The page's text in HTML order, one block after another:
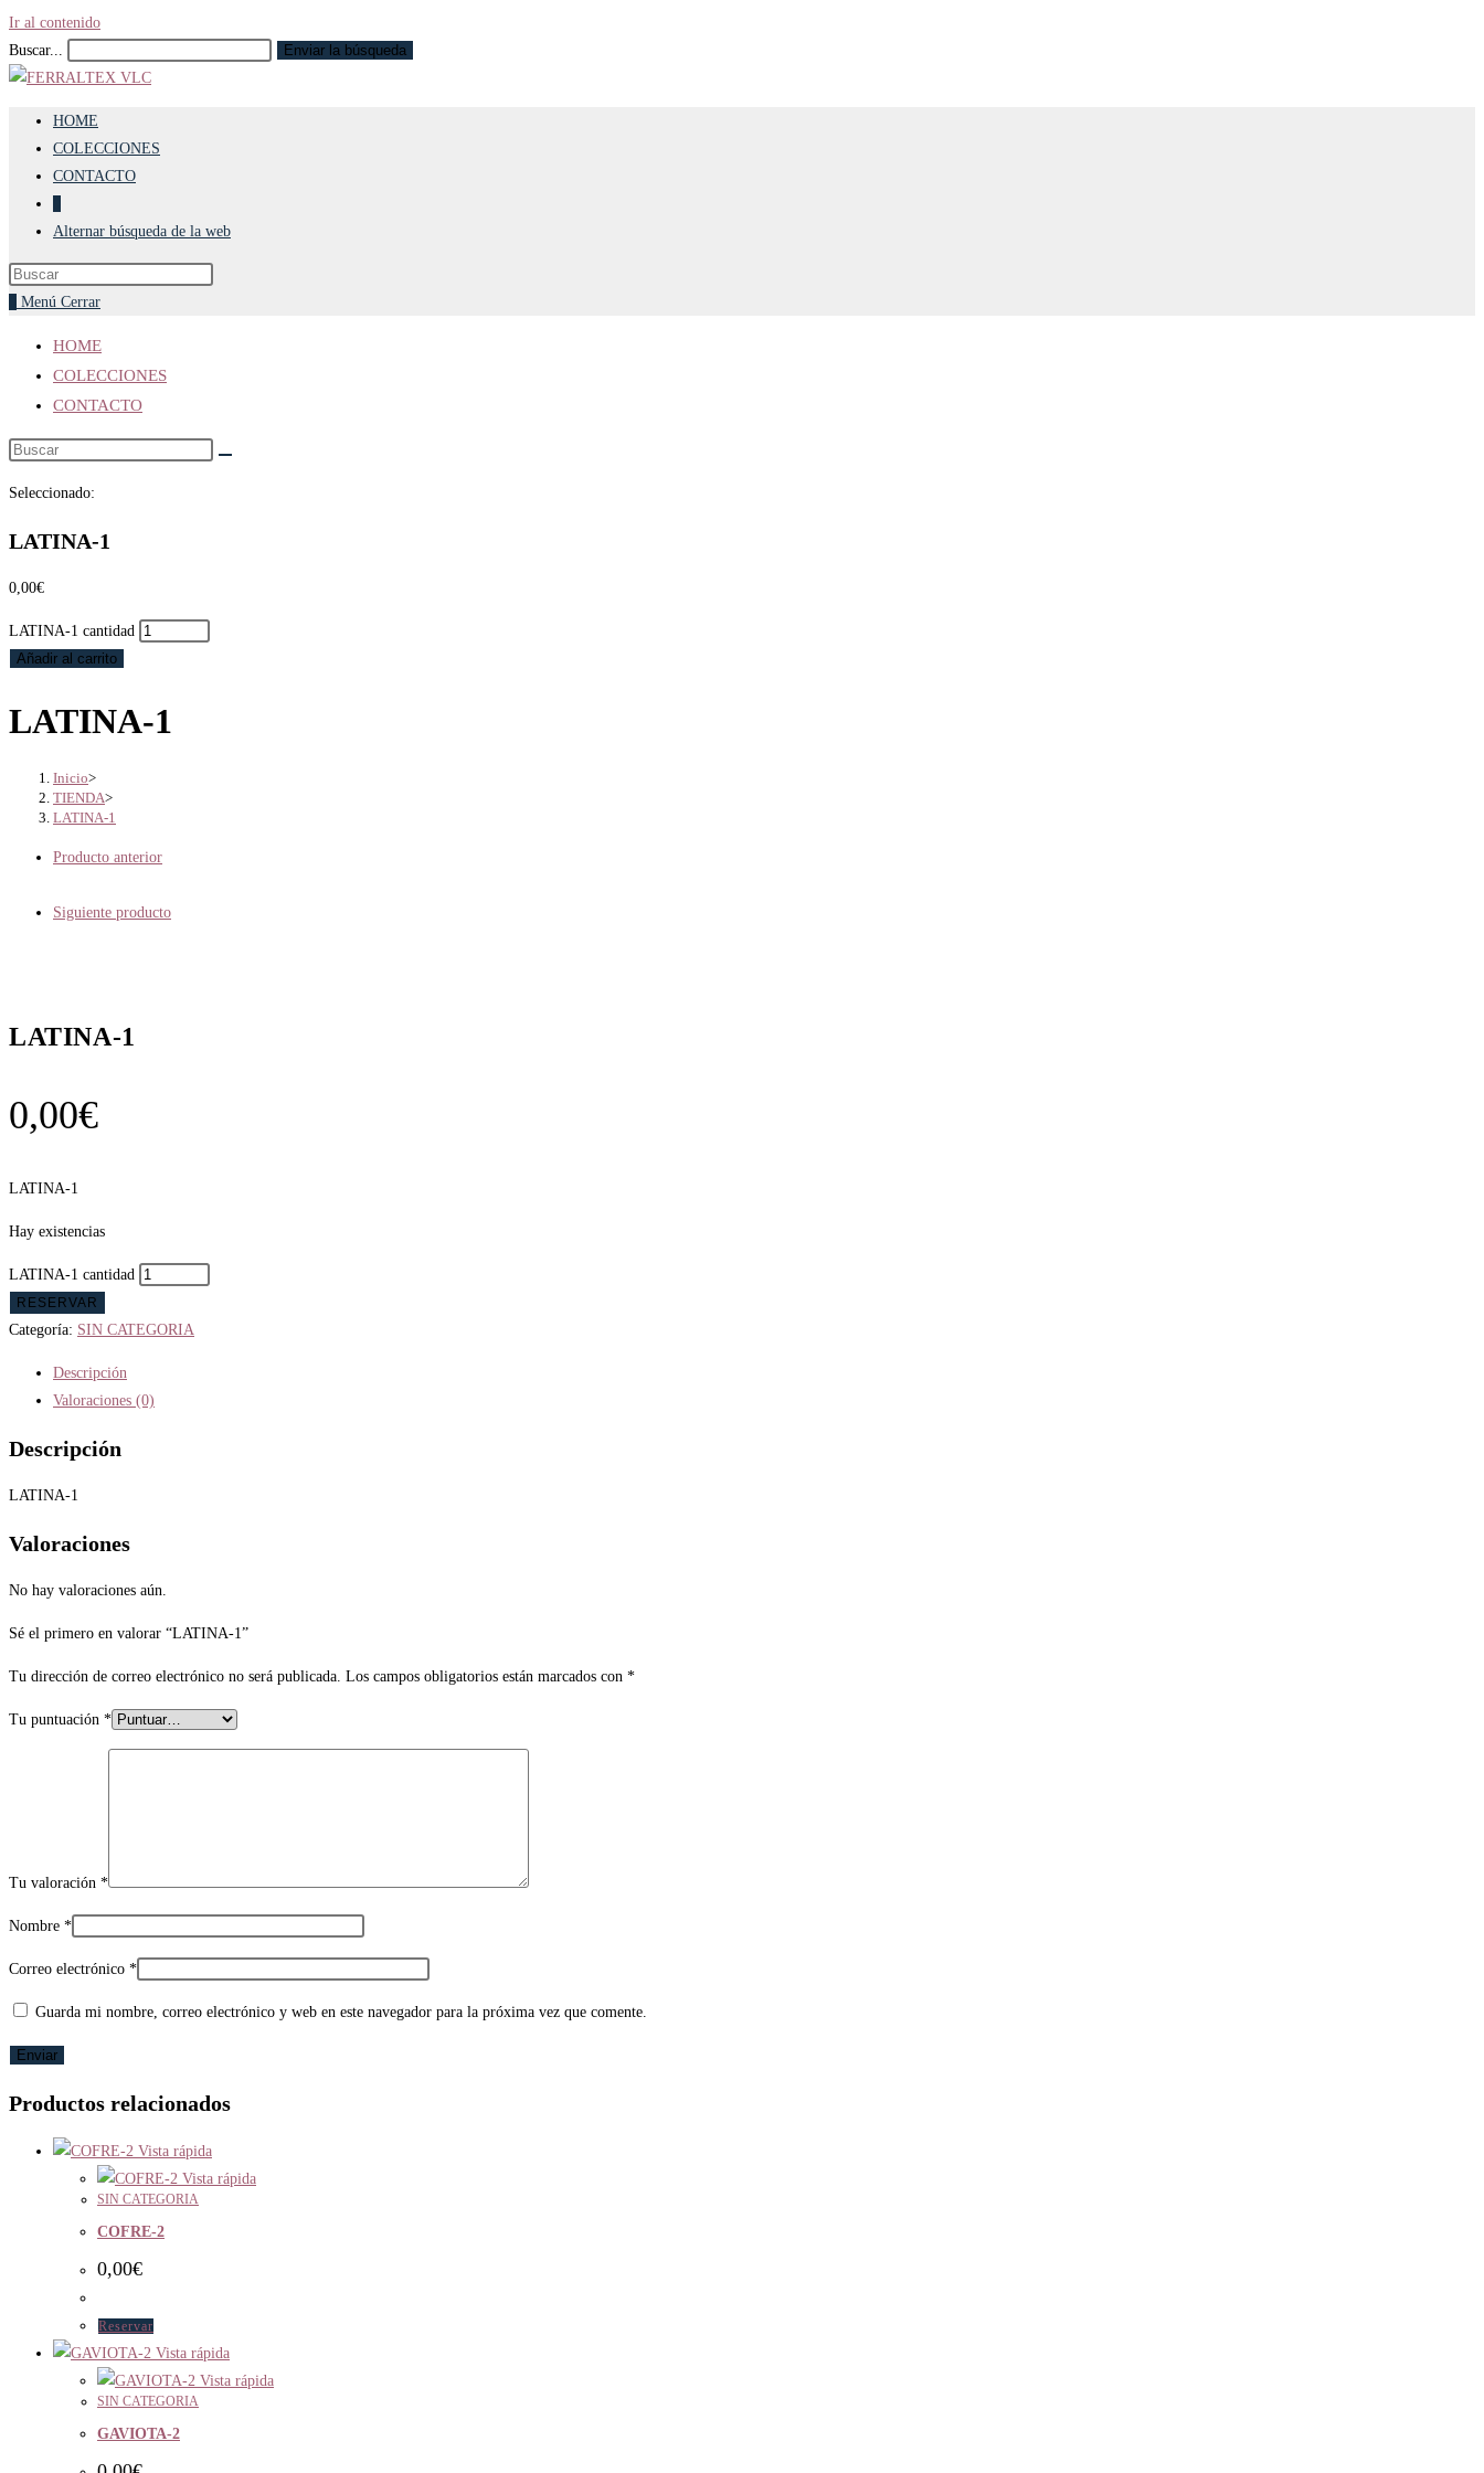
Ir al contenido
Buscar...
Enviar la búsqueda
HOME
COLECCIONES
CONTACTO
Alternar búsqueda de la web
Menú Cerrar
HOME
COLECCIONES
CONTACTO
Seleccionado:
LATINA-1
0,00€
LATINA-1 cantidad
Añadir al carrito
LATINA-1
Inicio>
TIENDA>
LATINA-1
Producto anterior
Siguiente producto
LATINA-1
0,00€
LATINA-1
Hay existencias
LATINA-1 cantidad
RESERVAR
Categoría: SIN CATEGORIA
Descripción
Valoraciones (0)
Descripción
LATINA-1
Valoraciones
No hay valoraciones aún.
Sé el primero en valorar “LATINA-1”
Tu dirección de correo electrónico no será publicada. Los campos obligatorios están marcados con *
Tu puntuación *
Tu valoración *
Nombre *
Correo electrónico *
Guarda mi nombre, correo electrónico y web en este navegador para la próxima vez que comente.
Productos relacionados
Vista rápida
Vista rápida
SIN CATEGORIA
COFRE-2
0,00€
Reservar
Vista rápida
Vista rápida
SIN CATEGORIA
GAVIOTA-2